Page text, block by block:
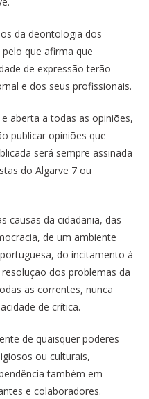
da deontologia dos
que afirma que
de expressão terão
e dos seus profissionais.
aberta a todas as opiniões,
publicar opiniões que
será sempre assinada
do Algarve 7 ou
causas da cidadania, das
de um ambiente
do incitamento à
dos problemas da
as correntes, nunca
de crítica.
de quaisquer poderes
ou culturais,
também em
e colaboradores.